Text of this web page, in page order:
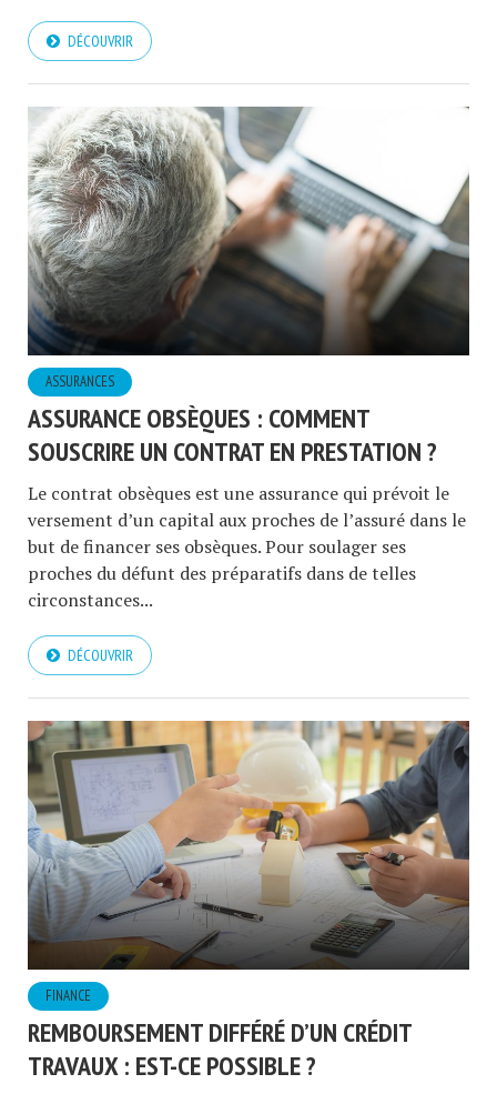
DÉCOUVRIR
ASSURANCES
ASSURANCE OBSÈQUES : COMMENT
SOUSCRIRE UN CONTRAT EN PRESTATION ?
Le contrat obsèques est une assurance qui prévoit le
versement d’un capital aux proches de l’assuré dans le
but de financer ses obsèques. Pour soulager ses
proches du défunt des préparatifs dans de telles
circonstances...
DÉCOUVRIR
FINANCE
REMBOURSEMENT DIFFÉRÉ D’UN CRÉDIT
TRAVAUX : EST-CE POSSIBLE ?